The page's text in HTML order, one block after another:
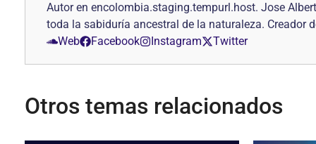
Autor en encolombia.staging.tempurl.host. Jose
toda la sabiduría ancestral de la naturaleza.
Web
Facebook Instagram Twitter
Otros temas relacionados